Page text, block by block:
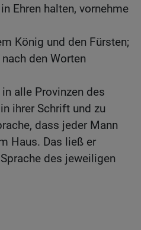
Ehren halten, vornehme
König und den Fürsten;
den Worten
alle Provinzen des
ihrer Schrift und zu
dass jeder Mann
Haus. Das ließ er
des jeweiligen